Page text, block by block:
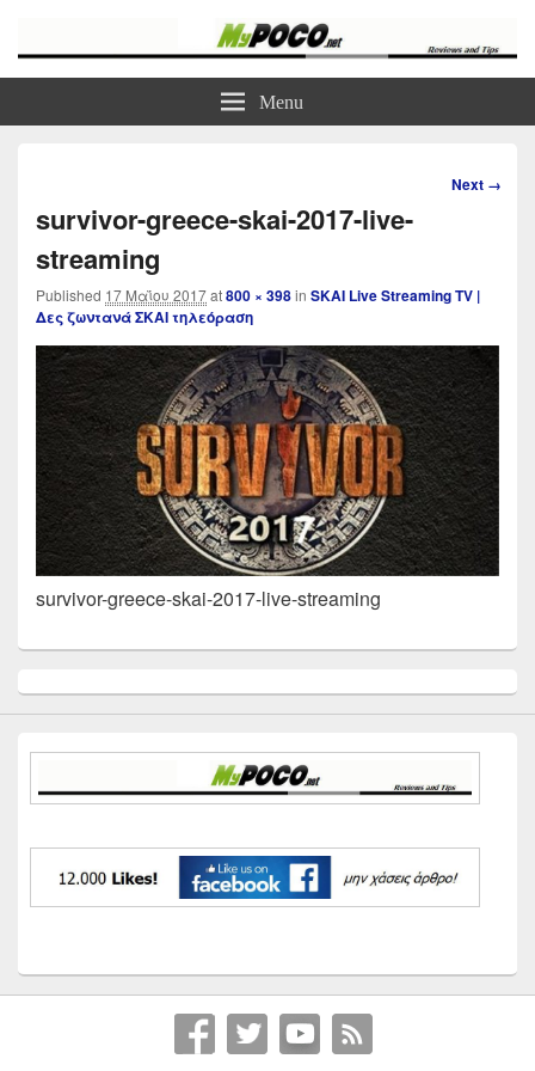
Τα καλύτερα Reviews , Συγκρίσεις , VPN , Webhosting
Menu
Image
Next →
survivor-greece-skai-2017-live-
streaming
Published 17 Μαΐου 2017at800 × 398in SKAI Live Streaming TV |
Δες ζωντανά ΣΚΑΙ τηλεόραση
survivor-greece-skai-2017-live-streaming
Sidebar
Widget